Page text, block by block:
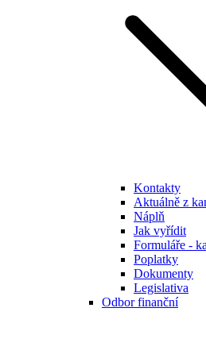
Kontakty
Aktuálně z
Náplň
Jak vyřídit
Formuláře -
Poplatky
Dokumenty
Legislativa
Odbor finanční